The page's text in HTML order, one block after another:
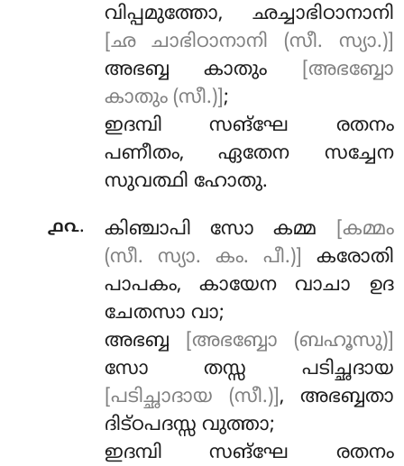
വിപ്പമുത്തോ, ഛച്ചാഭിഠാനാനി
[ഛ ചാഭിഠാനാനി (സീ. സ്യാ.)]
അഭബ്ബ കാതും
[അഭബ്ബോ
കാതും (സീ.)] ;
ഇദമ്പി സങ്ഘേ രതനം
പണീതം, ഏതേന സച്ചേന
സുവത്ഥി ഹോതു.
൧൨. കിഞ്ചാപിസോ കമ്മ
[കമ്മം
(സീ. സ്യാ. കം. പീ.)]
കരോതി
പാപകം, കായേന വാചാ ഉദ
ചേതസാ വാ;
അഭബ്ബ
[അഭബ്ബോ (ബഹൂസു)]
സോ തസ്സ പടിച്ഛദായ
[പടിച്ഛാദായ (സീ.)] , അഭബ്ബതാ
ദിട്ഠപദസ്സ വുത്താ;
ഇദമ്പിസങ്ഘേ രതനം